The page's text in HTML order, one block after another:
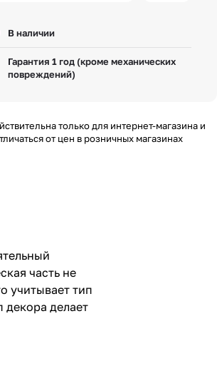
В наличии
Гарантия 1 год (кроме механических
повреждений)
только для интернет-магазина и
от цен в розничных магазинах
часть не
учитывает тип
делает